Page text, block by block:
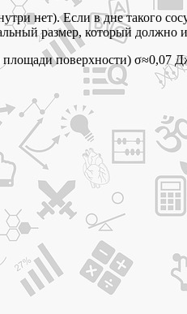
нет). Если в дне такого
размер, который должно
площади поверхности) σ≈0,07